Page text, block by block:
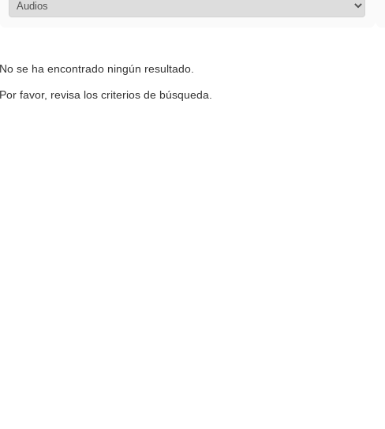
No se ha encontrado ningún resultado.
Por favor, revisa los criterios de búsqueda.